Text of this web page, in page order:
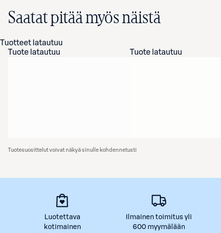
Saatat pitää myös näistä
Tuotteet latautuu
Tuote latautuu
Tuote latautuu
Tuotesuosittelut voivat näkyä sinulle kohdennetusti
Luotettava
kotimainen
Ilmainen toimitus yli
600 myymälään